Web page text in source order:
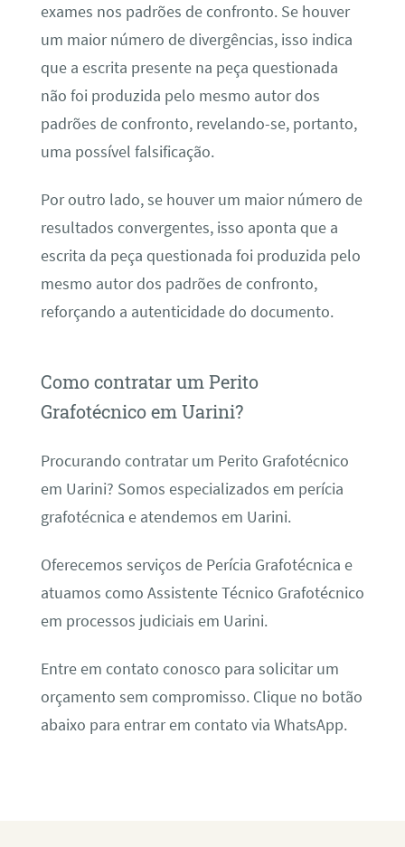
exames nos padrões de confronto. Se houver
um maior número de divergências, isso indica
que a escrita presente na peça questionada
não foi produzida pelo mesmo autor dos
padrões de confronto, revelando-se, portanto,
uma possível falsificação.
Por outro lado, se houver um maior número de
resultados convergentes, isso aponta que a
escrita da peça questionada foi produzida pelo
mesmo autor dos padrões de confronto,
reforçando a autenticidade do documento.
Como contratar um Perito
Grafotécnico em Uarini?
Procurando contratar um Perito Grafotécnico
em Uarini? Somos especializados em perícia
grafotécnica e atendemos em Uarini.
Oferecemos serviços de Perícia Grafotécnica e
atuamos como Assistente Técnico Grafotécnico
em processos judiciais em Uarini.
Entre em contato conosco para solicitar um
orçamento sem compromisso. Clique no botão
abaixo para entrar em contato via WhatsApp.